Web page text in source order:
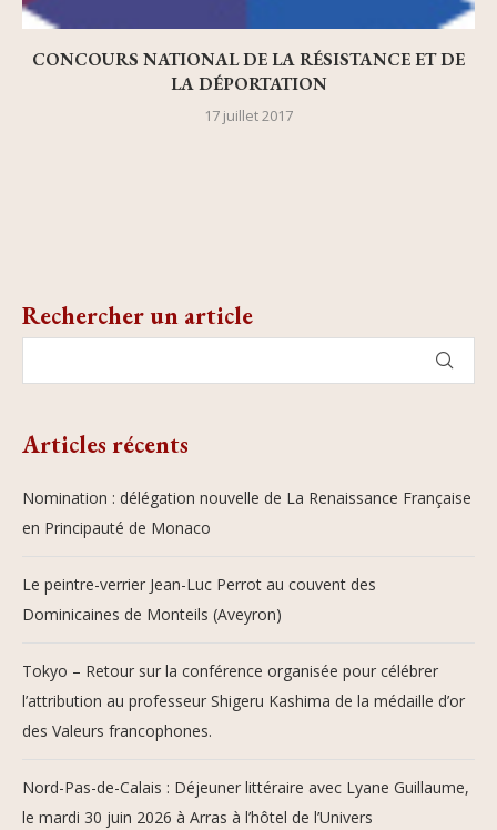
CONCOURS NATIONAL DE LA RÉSISTANCE ET DE
LA DÉPORTATION
17 juillet 2017
Rechercher un article
Articles récents
Nomination : délégation nouvelle de La Renaissance Française
en Principauté de Monaco
Le peintre-verrier Jean-Luc Perrot au couvent des
Dominicaines de Monteils (Aveyron)
Tokyo – Retour sur la conférence organisée pour célébrer
l’attribution au professeur Shigeru Kashima de la médaille d’or
des Valeurs francophones.
Nord-Pas-de-Calais : Déjeuner littéraire avec Lyane Guillaume,
le mardi 30 juin 2026 à Arras à l’hôtel de l’Univers